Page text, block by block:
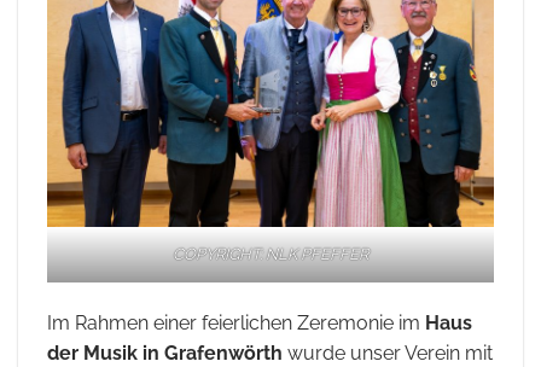
COPYRIGHT: NLK PFEFFER
Im Rahmen einer feierlichen Zeremonie im Haus
der Musik in Grafenwörth wurde unser Verein mit